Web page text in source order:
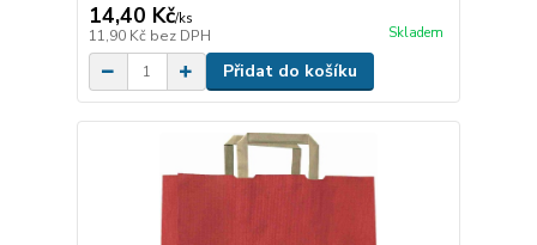
14,40 Kč/ks
11,90 Kč bez DPH Skladem
Přidat do košíku